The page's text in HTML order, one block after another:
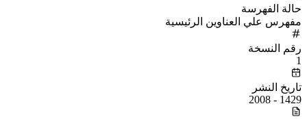
حالة الفهرسة
مفهرس علي العناوين الرئيسية
رقم النسخة
1
تاريخ النشر
1429 - 2008